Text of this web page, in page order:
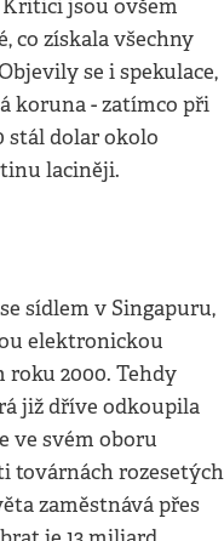
Kritici jsou ovšem
co získala všechny
se i spekulace,
koruna - zatímco při
stál dolar okolo
laciněji.
sídlem v Singapuru,
elektronickou
roku 2000. Tehdy
již dříve odkoupila
ve svém oboru
továrnách rozesetých
zaměstnává přes